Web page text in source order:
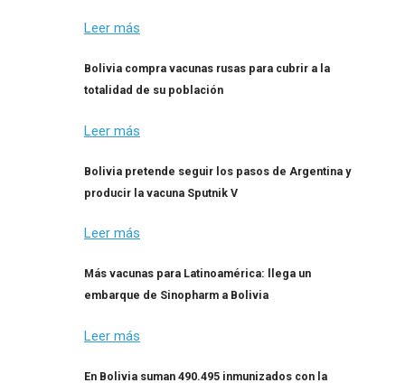
Leer más
Bolivia compra vacunas rusas para cubrir a la
totalidad de su población
Leer más
Bolivia pretende seguir los pasos de Argentina y
producir la vacuna Sputnik V
Leer más
Más vacunas para Latinoamérica: llega un
embarque de Sinopharm a Bolivia
Leer más
En Bolivia suman 490.495 inmunizados con la